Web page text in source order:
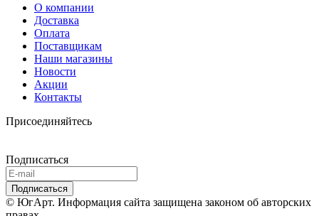
О компании
Доставка
Оплата
Поставщикам
Наши магазины
Новости
Акции
Контакты
Присоединяйтесь
Подписаться
© ЮгАрт. Информация сайта защищена законом об авторских